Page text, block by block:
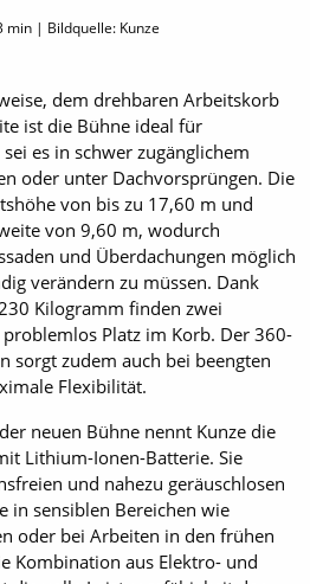
min | Bildquelle: Kunze
dem drehbaren Arbeitskorb
ist die Bühne ideal für
es in schwer zugänglichem
oder unter Dachvorsprüngen. Die
von bis zu 17,60 m und
von 9,60 m, wodurch
und Überdachungen möglich
verändern zu müssen. Dank
Kilogramm finden zwei
Platz im Korb. Der 360-
sorgt zudem auch bei beengten
Flexibilität.
neuen Bühne nennt Kunze die
Lithium-Ionen-Batterie. Sie
und nahezu geräuschlosen
in sensiblen Bereichen wie
oder bei Arbeiten in den frühen
Kombination aus Elektro- und